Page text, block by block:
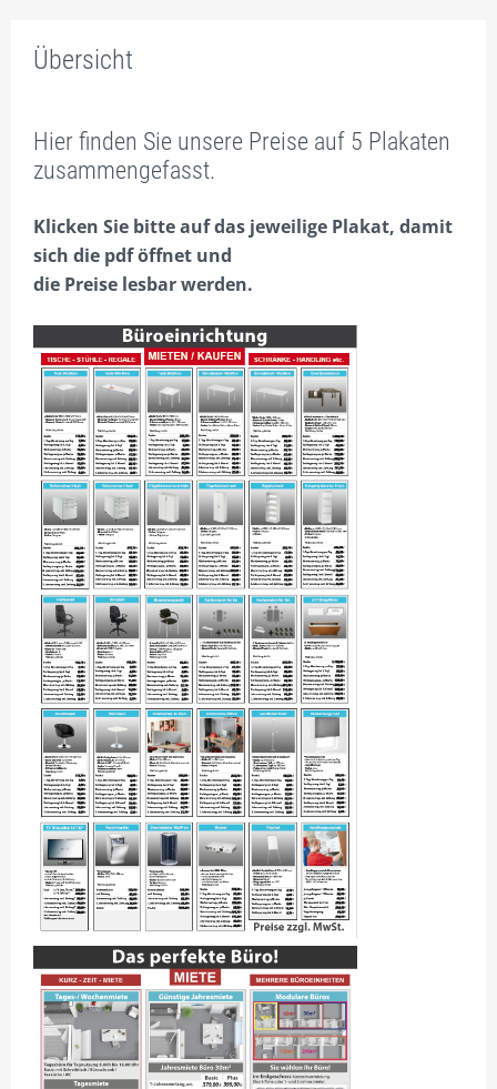
INNENAUSSTATTUNG
RAUM-BUCHUNGEN
2.1 – 2.17 BÜROS 1.OG
2.9 GROSSBÜRO, FÜR 2-20 PERS., AUCH ALS GR. K
ONFERENZRAUM
2.18 FLEX TIMESHARING BÜRO
3.1 – 3.18 BÜROS 2.OG
3.9L TAGESBÜRO, FÜR 1 BIS 5 PERS. RESERVIEREN.
3.9R FLEX-OFFICE, FÜR 1 BIS 10 PERS. AUCH KONFERENZRAUM
4.1 – 4.4 BÜROS 3.OG
4.5 PENTHAUSBÜROS
BESTUHLUNGSBEISPIELE FÜR KONFERENZ- &
BESPRECHUNGSRAUM
29/5 FLEX-FRONT-OFFICE KURZZEITBÜRO
POSTBOX
MIETEN
KAUFEN
2.18 FLEX-OFFICE
BÜROEINRICHTUNG
SERVICE & ACCESSOIRES
Übersicht
Hier finden Sie unsere Preise auf 5 Plakaten
zusammengefasst.
Klicken Sie bitte auf das jeweilige Plakat, damit
sich die pdf öffnet und
die Preise lesbar werden.